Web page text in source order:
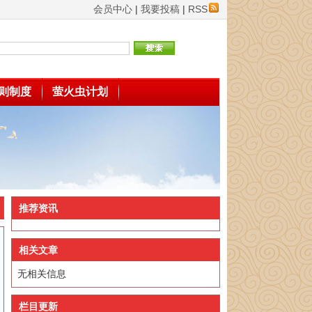
会员中心 | 我要投稿 | RSS
制度 萤火虫计划
推荐资讯
相关文章
无相关信息
栏目更新